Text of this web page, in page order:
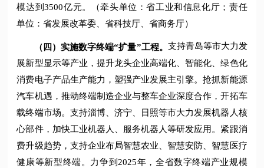
模达到3500亿元。（牵头单位：省工业和信息化厅；责任
单位：省发展改革委、省科技厅、省商务厅）
（四）实施数字终端“扩量”工程。 支持青岛等市大力发
展新型显示等产业，提升龙头企业高端化、智能化、绿色化
消费电子产品生产能力，塑强产业发展主引擎。抢抓新能源
汽车机遇，推动终端制造企业与整车企业深度合作，开拓车
载终端市场。支持淄博、济宁、日照等市大力发展机器人核
心部件，加快工业机器人、服务机器人等研发应用。紧跟消
费升级趋势，支持企业布局智慧农业、智慧安防、智慧医疗
健康等新型终端。力争到2025年，全省数字终端产业规模